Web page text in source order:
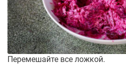
Перемешайте все ложкой.